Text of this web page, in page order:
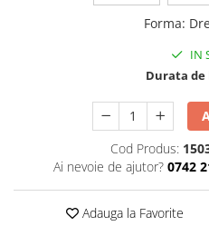
Forma:
IN
Durata
Cod Produs:
Ai nevoie de ajutor? 0742
Adauga la Favorite